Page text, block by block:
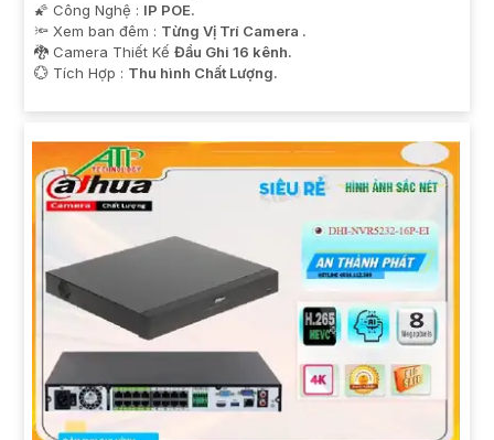
🌠 Công Nghệ : IP POE.
🔦 Xem ban đêm : Từng Vị Trí Camera .
🐉️ Camera Thiết Kế Đầu Ghi 16 kênh.
️💮 Tích Hợp : Thu hình Chất Lượng.